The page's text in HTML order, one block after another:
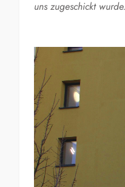
uns zugeschickt wurde.